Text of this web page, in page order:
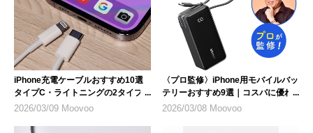
iPhone充電ケーブルおすすめ10選
タイプC・ライトニングの2タイプ
を紹介
2026/03/09 Moovoo
〈プロ監修〉iPhone用モバイルバッ
テリーおすすめ9選｜コスパに優れ
た1台を選ぶ
2026/03/08 Moovoo